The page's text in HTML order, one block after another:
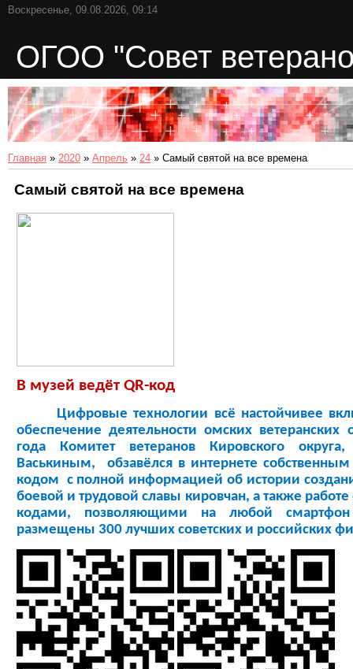
Воскресенье, 09.08.2026, 09:14
ОГОО "Совет
Главная » 2020 » Апрель » 24 » Самый святой на все времена
Самый святой на все времена
В музей ведёт QR-код
Цифровые технологии всё настойчивее
обеспечение деятельности омских
года Комитет ветеранов Кировского
Васькиным, обзавёлся в интернете
кодом с полной информацией об истории
боевой и трудовой славы кировчан, а также
кодами, позволяющими на любой
размещены 300 лучших советских и российских